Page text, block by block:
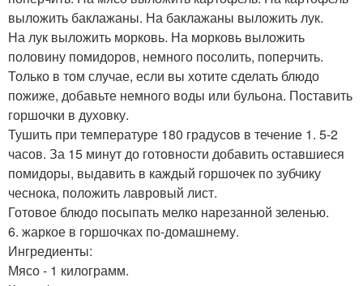
выложить баклажаны. На баклажаны выложить лук.
На лук выложить морковь. На морковь выложить
половину помидоров, немного посолить, поперчить.
Только в том случае, если вы хотите сделать блюдо
пожиже, добавьте немного воды или бульона. Поставить
горшочки в духовку.
Тушить при температуре 180 градусов в течение 1. 5-2
часов. За 15 минут до готовности добавить оставшиеся
помидоры, выдавить в каждый горшочек по зубчику
чеснока, положить лавровый лист.
Готовое блюдо посыпать мелко нарезанной зеленью.
6. жаркое в горшочках по-домашнему.
Ингредиенты:
Мясо - 1 килограмм.